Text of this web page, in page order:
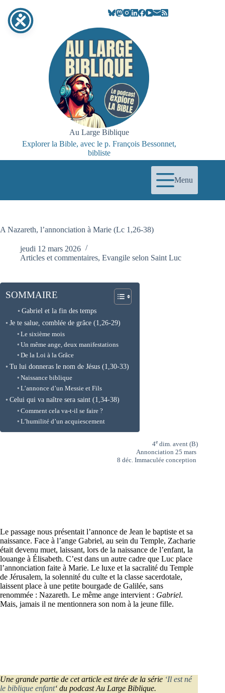
contenu
Au Large Biblique
Explorer la Bible, avec le p. François Bessonnet,
bibliste
Menu
A Nazareth, l’annonciation à Marie (Lc 1,26-38)
jeudi 12 mars 2026
Articles et commentaires, Evangile selon Saint Luc
SOMMAIRE
Gabriel et la fin des temps
Je te salue, comblée de grâce (1,26-29)
Le sixième mois
Un même ange, deux manifestations
De la Loi à la Grâce
Tu lui donneras le nom de Jésus (1,30-33)
Naissance biblique
L’annonce d’un Messie et Fils
Celui qui va naître sera saint (1,34-38)
Comment cela va-t-il se faire ?
L’humilité d’un acquiescement
4e dim. avent (B)
Annonciation 25 mars
8 déc. Immaculée conception
Le passage nous présentait l’annonce de Jean le baptiste et sa
naissance. Face à l’ange Gabriel, au sein du Temple, Zacharie
était devenu muet, laissant, lors de la naissance de l’enfant, la
louange à Élisabeth. C’est dans un autre cadre que Luc place
l’annonciation faite à Marie. Le luxe et la sacralité du Temple
de Jérusalem, la solennité du culte et la classe sacerdotale,
laissent place à une petite bourgade de Galilée, sans
renommée : Nazareth. Le même ange intervient : Gabriel.
Mais, jamais il ne mentionnera son nom à la jeune fille.
Une grande partie de cet article est tirée de la série ‘Il est né
le biblique enfant‘ du podcast Au Large Biblique.